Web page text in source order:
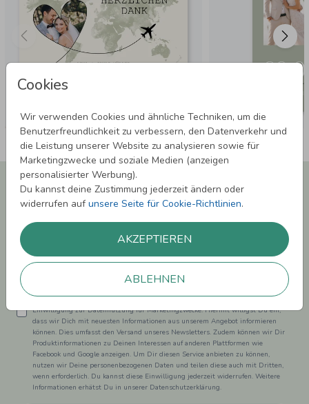
Cookies
Wir verwenden Cookies und ähnliche Techniken, um die
Benutzerfreundlichkeit zu verbessern, den Datenverkehr und
die Leistung unserer Website zu analysieren sowie für
Marketingzwecke und soziale Medien (anzeigen
personalisierter Werbung).
Du kannst deine Zustimmung jederzeit ändern oder
widerrufen aufunsere Seite für Cookie-Richtlinien.
AKZEPTIEREN
ABLEHNEN
Newsletter abonnieren und 5,00 € Rabatt**
sichern!
Laufenden.
Einwilligung zur Datennutzung für Marketingzwecke: Hiermit willigst Du ein,
dass wir Dich mit neuesten Informationen aus unserem Angebot informieren
können. Dies umfasst den Versand unseres Newsletters. Zudem können wir Dir
Produktinformationen zu Deinen Interessen auf anderen Plattformen wie
Facebook und Google anzeigen. Um Dir diesen Service anbieten zu können,
nutzen wir Deine personenbezogenen Daten und teilen diese auch mit Dritten,
wenn erforderlich. Du kannst diese Einwilligung jederzeit widerrufen. Weitere
Informationen erhätst Du in unserer Datenschutzerklärung.